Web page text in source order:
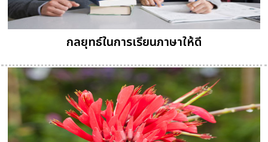
กลยุทธ์ในการเรียนภาษาให้ดี